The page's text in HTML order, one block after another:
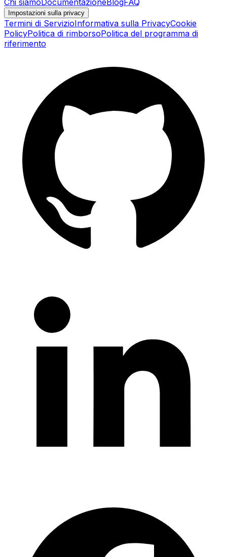
Chi siamo DocumentazioneBlogFAQ
Impostazioni sulla privacy
Termini di ServizioInformativa sulla PrivacyCookie
PolicyPolitica di rimborsoPolitica del programma di
riferimento